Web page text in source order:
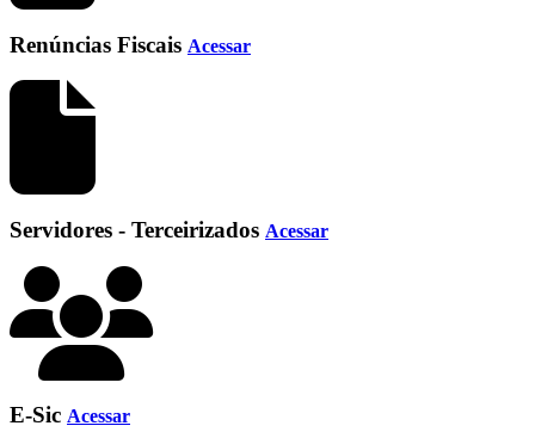
Renúncias Fiscais Acessar
Servidores - Terceirizados Acessar
E-Sic Acessar